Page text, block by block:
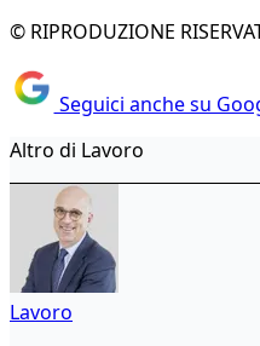
© RIPRODUZIONE
Seguici anche su
Altro di Lavoro
Lavoro